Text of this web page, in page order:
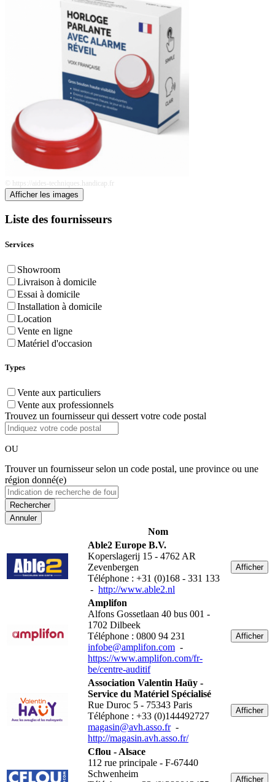
© https://aides-techniques.handicap.fr
Afficher les images
Liste des fournisseurs
Services
Showroom
Livraison à domicile
Essai à domicile
Installation à domicile
Location
Vente en ligne
Matériel d'occasion
Types
Vente aux particuliers
Vente aux professionnels
Trouvez un fournisseur qui dessert votre code postal
OU
Trouver un fournisseur selon un code postal, une province ou une
région donné(e)
Annuler
Nom
Able2 Europe B.V.
Koperslagerij 15 - 4762 AR
Zevenbergen
Téléphone : +31 (0)168 - 331 133
- http://www.able2.nl
Afficher
Amplifon
Alfons Gossetlaan 40 bus 001 -
1702 Dilbeek
Téléphone : 0800 94 231
infobe@amplifon.com -
https://www.amplifon.com/fr-
be/centre-auditif
Afficher
Association Valentin Haüy -
Service du Matériel Spécialisé
Rue Duroc 5 - 75343 Paris
Téléphone : +33 (0)144492727
magasin@avh.asso.fr-
http://magasin.avh.asso.fr/
Afficher
Cflou - Alsace
112 rue principale - F-67440
Schwenheim
Afficher